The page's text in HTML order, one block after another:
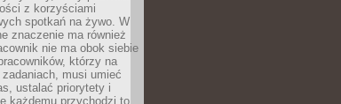
z korzyściami
spotkań na żywo. W
znaczenie ma również
nie ma obok siebie
którzy na
musi umieć
ustalać priorytety i
każdemu przychodzi to